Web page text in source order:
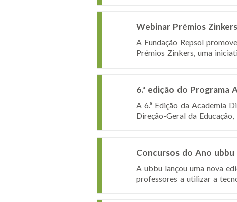
Webinar Prémios
A Fundação Repsol
Prémios Zinkers, uma
6.ª edição do Programa
A 6.ª Edição da Academia
Direção-Geral da
Concursos do Ano
A ubbu lançou uma nova
professores a utilizar a